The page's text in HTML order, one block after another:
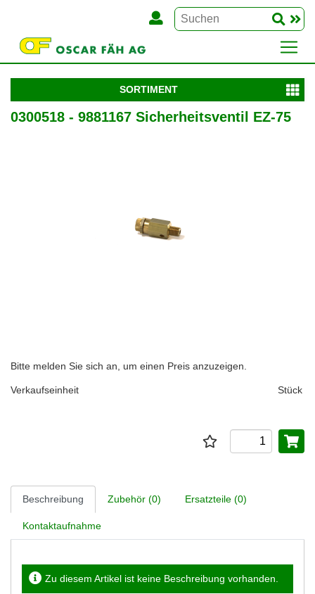
SORTIMENT
0300518 - 9881167 Sicherheitsventil EZ-75
Bitte melden Sie sich an, um einen Preis anzuzeigen.
Verkaufseinheit Stück
Beschreibung Zubehör (0) Ersatzteile (0)
Kontaktaufnahme
Zu diesem Artikel ist keine Beschreibung vorhanden.